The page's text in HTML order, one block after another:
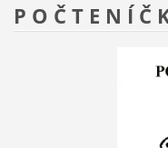
P O Č T E N Í